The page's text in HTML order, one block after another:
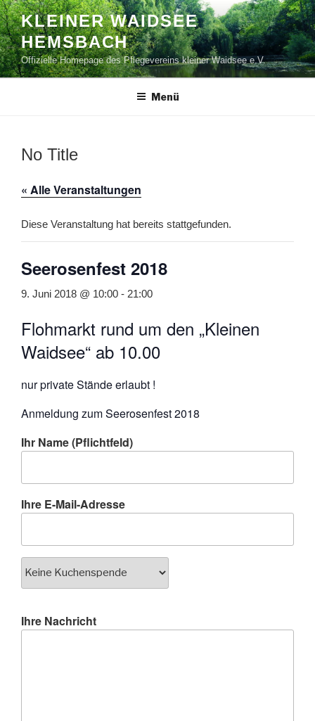
Zum
Inhalt
springen
KLEINER WAIDSEE
HEMSBACH
Offizielle Homepage des Pflegevereins kleiner Waidsee e.V.
Menü
No Title
« Alle Veranstaltungen
Diese Veranstaltung hat bereits stattgefunden.
Seerosenfest 2018
9. Juni 2018 @ 10:00 - 21:00
Flohmarkt rund um den „Kleinen
Waidsee“ ab 10.00
nur private Stände erlaubt !
Anmeldung zum Seerosenfest 2018
Ihr Name (Pflichtfeld)
Ihre E-Mail-Adresse
Ihre Nachricht